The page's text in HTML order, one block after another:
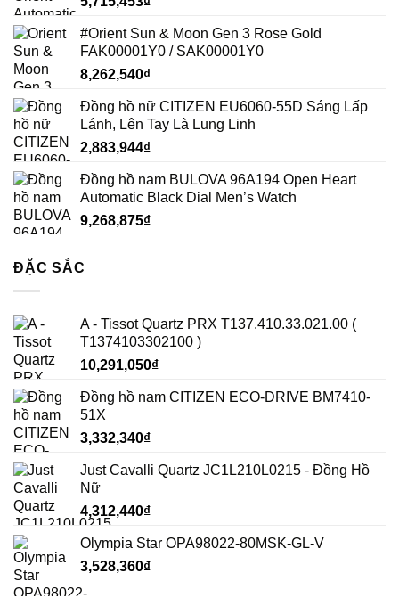
#Orient Sun & Moon Gen 3 Rose Gold
FAK00001Y0 / SAK00001Y0
8,262,540₫
Đồng hồ nữ CITIZEN EU6060-55D Sáng Lấp
Lánh, Lên Tay Là Lung Linh
2,883,944₫
Đồng hồ nam BULOVA 96A194 Open Heart
Automatic Black Dial Men’s Watch
9,268,875₫
ĐẶC SẮC
A - Tissot Quartz PRX T137.410.33.021.00 (
T1374103302100 )
10,291,050₫
Đồng hồ nam CITIZEN ECO-DRIVE BM7410-
51X
3,332,340₫
Just Cavalli Quartz JC1L210L0215 - Đồng Hồ
Nữ
4,312,440₫
Olympia Star OPA98022-80MSK-GL-V
3,528,360₫